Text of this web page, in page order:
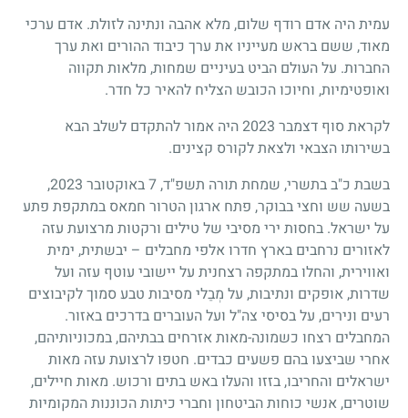
עמית היה אדם רודף שלום, מלא אהבה ונתינה לזולת. אדם ערכי
מאוד, ששם בראש מעייניו את ערך כיבוד ההורים ואת ערך
החברות. על העולם הביט בעיניים שמחות, מלאות תקווה
ואופטימיות, וחיוכו הכובש הצליח להאיר כל חדר.
לקראת סוף דצמבר 2023 היה אמור להתקדם לשלב הבא
בשירותו הצבאי ולצאת לקורס קצינים.
בשבת כ"ב בתשרי, שמחת תורה תשפ"ד, 7 באוקטובר 2023,
בשעה שש וחצי בבוקר, פתח ארגון הטרור חמאס במתקפת פתע
על ישראל. בחסות ירי מסיבי של טילים ורקטות מרצועת עזה
לאזורים נרחבים בארץ חדרו אלפי מחבלים – יבשתית, ימית
ואווירית, והחלו במתקפה רצחנית על יישובי עוטף עזה ועל
שדרות, אופקים ונתיבות, על מְבַלי מסיבות טבע סמוך לקיבוצים
רעים ונירים, על בסיסי צה"ל ועל העוברים בדרכים באזור.
המחבלים רצחו כשמונה-מאות אזרחים בבתיהם, במכוניותיהם,
אחרי שביצעו בהם פשעים כבדים. חטפו לרצועת עזה מאות
ישראלים והחריבו, בזזו והעלו באש בתים ורכוש. מאות חיילים,
שוטרים, אנשי כוחות הביטחון וחברי כיתות הכוננות המקומיות